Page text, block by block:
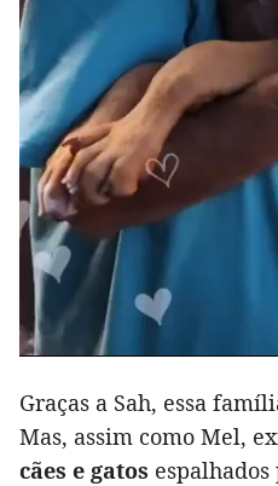
Graças a Sah, essa
Mas, assim como Mel,
cães e gatos